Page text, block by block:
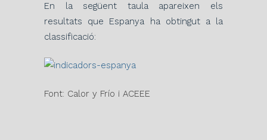
En la següent taula apareixen els
resultats que Espanya ha obtingut a la
classificació:
Font: Calor y Frío i ACEEE